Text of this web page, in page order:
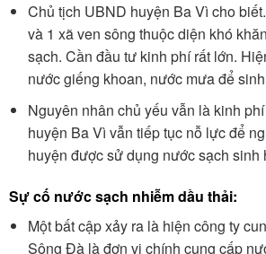
Chủ tịch UBND huyện Ba Vì cho
và 1 xã ven sông thuộc diện khó
sạch. Cần đầu tư kinh phí rất lớn.
nước giếng khoan, nước mưa để
Nguyên nhân chủ yếu vẫn là kinh
huyện Ba Vì vẫn tiếp tục nỗ lực để
huyện được sử dụng nước sạch sinh
Sự cố nước sạch nhiễm dầu thải:
Một bất cập xảy ra là hiện công ty
Sông Đà là đơn vị chính cung cấp